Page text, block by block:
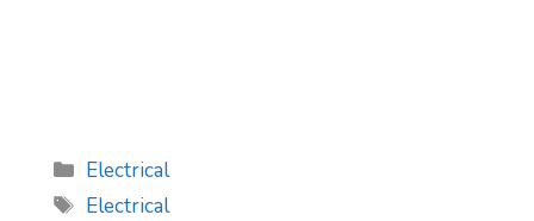
Categories
Electrical
Tags
Electrical